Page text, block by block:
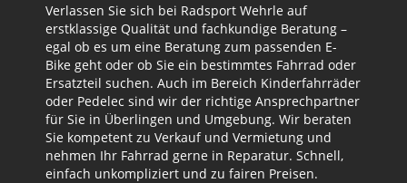
Verlassen Sie sich bei Radsport Wehrle auf
erstklassige Qualität und fachkundige Beratung –
egal ob es um eine Beratung zum passenden E-
Bike geht oder ob Sie ein bestimmtes Fahrrad oder
Ersatzteil suchen. Auch im Bereich Kinderfahrräder
oder Pedelec sind wir der richtige Ansprechpartner
für Sie in Überlingen und Umgebung. Wir beraten
Sie kompetent zu Verkauf und Vermietung und
nehmen Ihr Fahrrad gerne in Reparatur. Schnell,
einfach unkompliziert und zu fairen Preisen.